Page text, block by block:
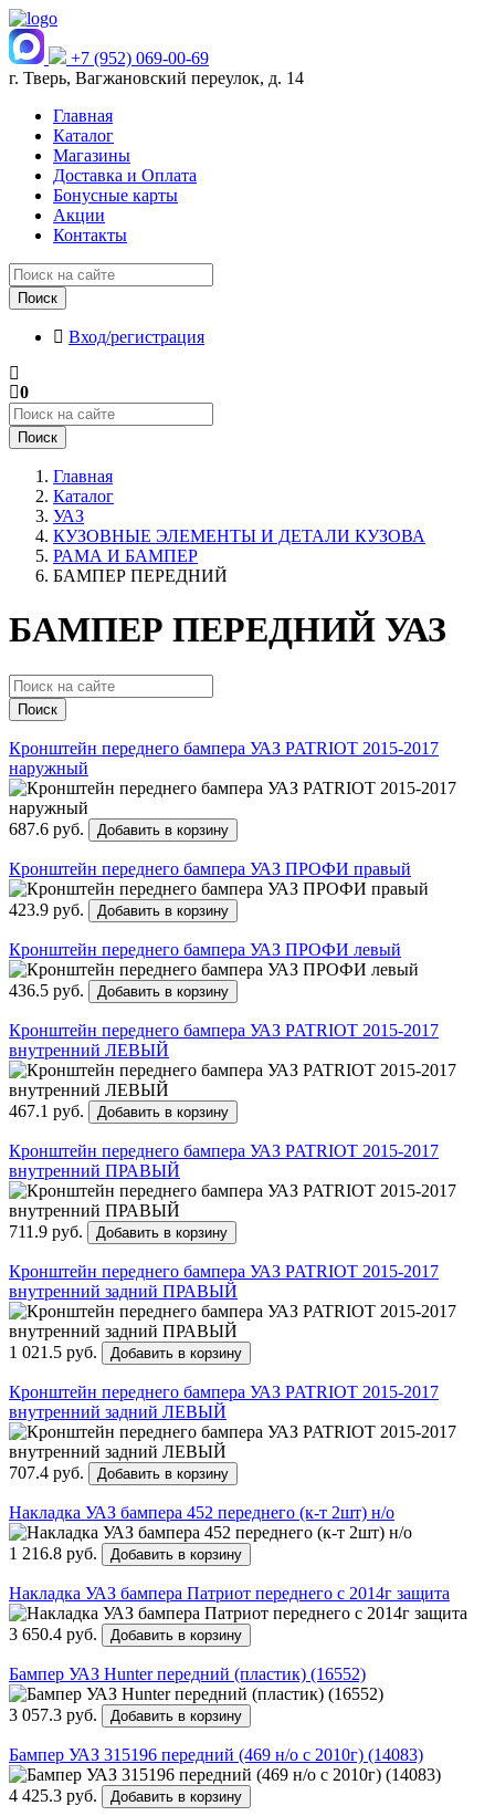
+7 (952) 069-00-69
г. Тверь, Вагжановский переулок, д. 14
Главная
Каталог
Магазины
Доставка и Оплата
Бонусные карты
Акции
Контакты
Поиск
Вход/регистрация
0
Поиск
Главная
Каталог
УАЗ
КУЗОВНЫЕ ЭЛЕМЕНТЫ И ДЕТАЛИ КУЗОВА
РАМА И БАМПЕР
БАМПЕР ПЕРЕДНИЙ
БАМПЕР ПЕРЕДНИЙ УАЗ
Поиск
Кронштейн переднего бампера УАЗ PATRIOT 2015-2017
наружный
687.6 руб. Добавить в корзину
Кронштейн переднего бампера УАЗ ПРОФИ правый
423.9 руб. Добавить в корзину
Кронштейн переднего бампера УАЗ ПРОФИ левый
436.5 руб. Добавить в корзину
Кронштейн переднего бампера УАЗ PATRIOT 2015-2017
внутренний ЛЕВЫЙ
467.1 руб. Добавить в корзину
Кронштейн переднего бампера УАЗ PATRIOT 2015-2017
внутренний ПРАВЫЙ
711.9 руб. Добавить в корзину
Кронштейн переднего бампера УАЗ PATRIOT 2015-2017
внутренний задний ПРАВЫЙ
1 021.5 руб. Добавить в корзину
Кронштейн переднего бампера УАЗ PATRIOT 2015-2017
внутренний задний ЛЕВЫЙ
707.4 руб. Добавить в корзину
Накладка УАЗ бампера 452 переднего (к-т 2шт) н/о
1 216.8 руб. Добавить в корзину
Накладка УАЗ бампера Патриот переднего с 2014г защита
3 650.4 руб. Добавить в корзину
Бампер УАЗ Hunter передний (пластик) (16552)
3 057.3 руб. Добавить в корзину
Бампер УАЗ 315196 передний (469 н/о с 2010г) (14083)
4 425.3 руб. Добавить в корзину